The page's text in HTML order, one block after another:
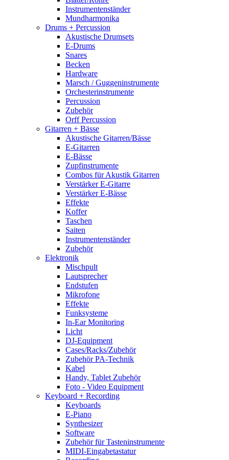
Instrumentenständer
Mundharmonika
Drums + Percussion
Akustische Drumsets
E-Drums
Snares
Becken
Hardware
Marsch / Guggeninstrumente
Orchesterinstrumente
Percussion
Zubehör
Orff Percussion
Gitarren + Bässe
Akustische Gitarren/Bässe
E-Gitarren
E-Bässe
Zupfinstrumente
Combos für Akustik Gitarren
Verstärker E-Gitarre
Verstärker E-Bässe
Effekte
Koffer
Taschen
Saiten
Instrumentenständer
Zubehör
Elektronik
Mischpult
Lautsprecher
Endstufen
Mikrofone
Effekte
Funksysteme
In-Ear Monitoring
Licht
DJ-Equipment
Cases/Racks/Zubehör
Zubehör PA-Technik
Kabel
Handy, Tablet Zubehör
Foto - Video Equipment
Keyboard + Recording
Keyboards
E-Piano
Synthesizer
Software
Zubehör für Tasteninstrumente
MIDI-Eingabetastatur